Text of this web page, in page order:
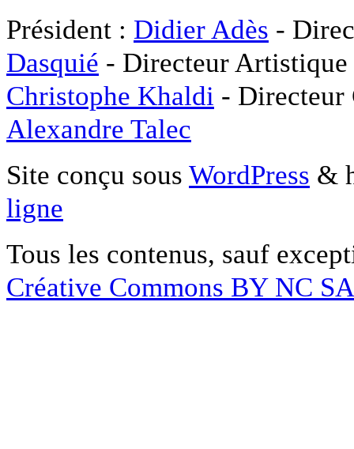
Président : Didier Adès -
Dasquié - Directeur
Christophe Khaldi -
Alexandre Talec
Site conçu sous WordPress &
ligne
Tous les contenus, sauf
Créative Commons BY NC SA